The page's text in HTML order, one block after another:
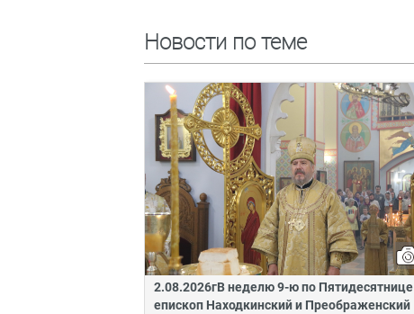
Новости по теме
2.08.2026гВ неделю 9-ю по Пятидесятнице
епископ Находкинский и Преображенский